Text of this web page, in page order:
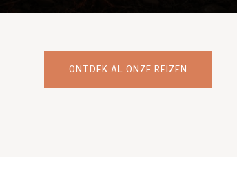
ONTDEK AL ONZE REIZEN